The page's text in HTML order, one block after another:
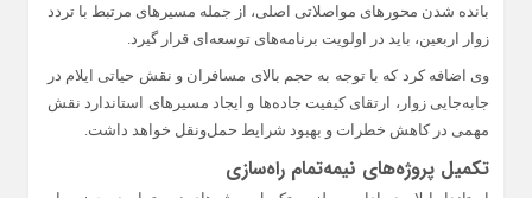
بانده شدن محورهای مواصلاتی اصلی، از جمله مسیرهای مرتبط با تردد
زوار اربعین، باید در اولویت برنامه‌های توسعه‌ای قرار گیرد.
وی اضافه کرد که با توجه به حجم بالای مسافران و نقش حیاتی ایلام در
جابه‌جایی زوار، ارتقای کیفیت جاده‌ها و ایجاد مسیرهای استاندارد نقش
مهمی در کاهش خطرات و بهبود شرایط حمل‌ونقل خواهد داشت.
تکمیل پروژه‌های نیمه‌تمام راه‌سازی